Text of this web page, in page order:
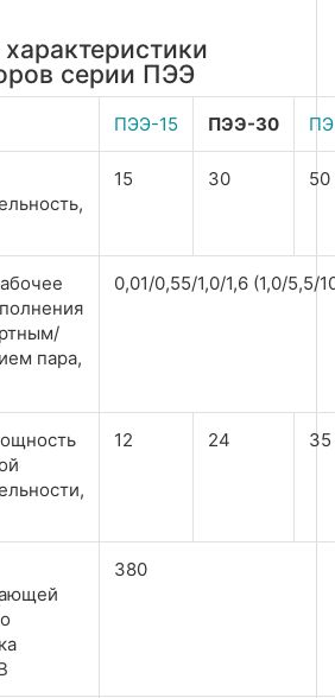
серии ПЭЭ
ПЭЭ-15 ПЭЭ-30
15 30 50
пара,
0,01/0,55/1,0/1,6 (1,0/5,5/
12 24 35
380